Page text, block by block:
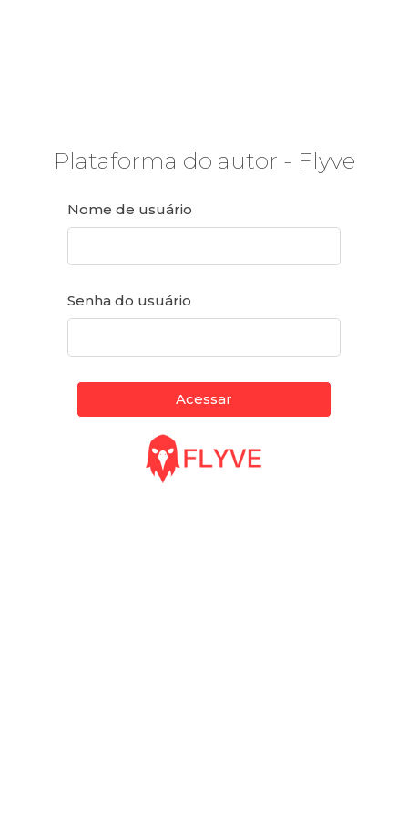
Plataforma do autor - Flyve
Nome de usuário
Senha do usuário
Acessar